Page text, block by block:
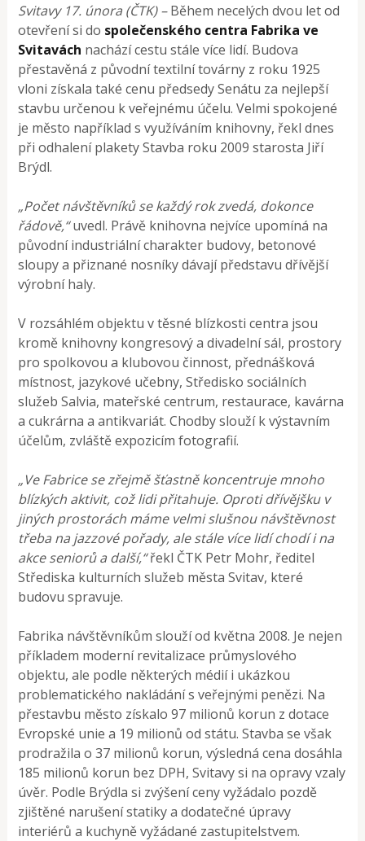
Svitavy 17. února (ČTK) –Během necelých dvou let od
otevření si do společenského centra Fabrika ve
Svitavách nachází cestu stále více lidí. Budova
přestavěná z původní textilní továrny z roku 1925
vloni získala také cenu předsedy Senátu za nejlepší
stavbu určenou k veřejnému účelu. Velmi spokojené
je město například s využíváním knihovny, řekl dnes
při odhalení plakety Stavba roku 2009 starosta Jiří
Brýdl.
„Počet návštěvníků se každý rok zvedá, dokonce
řádově,“uvedl. Právě knihovna nejvíce upomíná na
původní industriální charakter budovy, betonové
sloupy a přiznané nosníky dávají představu dřívější
výrobní haly.
V rozsáhlém objektu v těsné blízkosti centra jsou
kromě knihovny kongresový a divadelní sál, prostory
pro spolkovou a klubovou činnost, přednášková
místnost, jazykové učebny, Středisko sociálních
služeb Salvia, mateřské centrum, restaurace, kavárna
a cukrárna a antikvariát. Chodby slouží k výstavním
účelům, zvláště expozicím fotografií.
„Ve Fabrice se zřejmě šťastně koncentruje mnoho
blízkých aktivit, což lidi přitahuje. Oproti dřívějšku v
jiných prostorách máme velmi slušnou návštěvnost
třeba na jazzové pořady, ale stále více lidí chodí i na
akce seniorů a další,“řekl ČTK Petr Mohr, ředitel
Střediska kulturních služeb města Svitav, které
budovu spravuje.
Fabrika návštěvníkům slouží od května 2008. Je nejen
příkladem moderní revitalizace průmyslového
objektu, ale podle některých médií i ukázkou
problematického nakládání s veřejnými penězi. Na
přestavbu město získalo 97 milionů korun z dotace
Evropské unie a 19 milionů od státu. Stavba se však
prodražila o 37 milionů korun, výsledná cena dosáhla
185 milionů korun bez DPH, Svitavy si na opravy vzaly
úvěr. Podle Brýdla si zvýšení ceny vyžádalo pozdě
zjištěné narušení statiky a dodatečné úpravy
interiérů a kuchyně vyžádané zastupitelstvem.